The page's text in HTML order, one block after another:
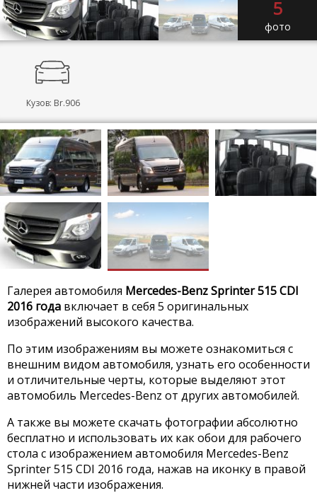
5
фото
Кузов: Br.906
Галерея автомобиля Mercedes-Benz Sprinter 515 CDI
2016 года включает в себя 5 оригинальных
изображений высокого качества.
По этим изображениям вы можете ознакомиться с
внешним видом автомобиля, узнать его особенности
и отличительные черты, которые выделяют этот
автомобиль Mercedes-Benz от других автомобилей.
А также вы можете скачать фотографии абсолютно
бесплатно и использовать их как обои для рабочего
стола с изображением автомобиля Mercedes-Benz
Sprinter 515 CDI 2016 года, нажав на иконку в правой
нижней части изображения.